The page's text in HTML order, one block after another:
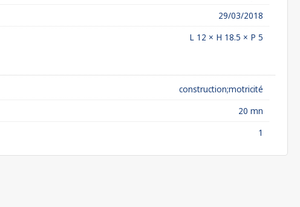
29/03/2018
L 12 × H 18.5 × P 5
construction;motricité
20 mn
1